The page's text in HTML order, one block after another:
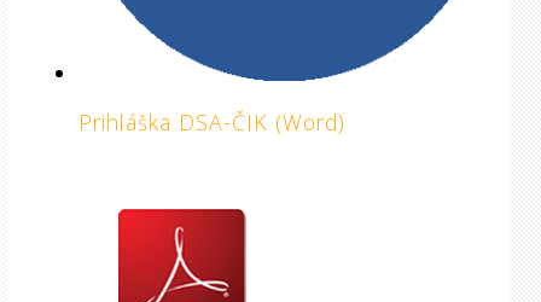
Prihláška DSA-ČIK (Word)